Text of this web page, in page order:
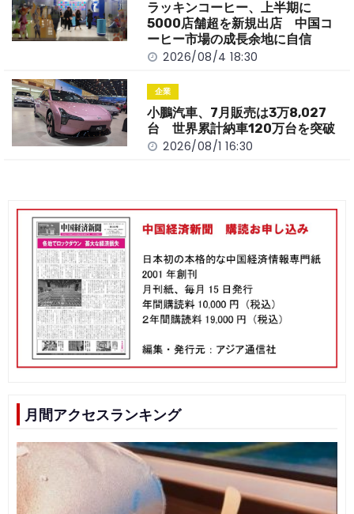
ラッキンコーヒー、上半期に
5000店舗超を新規出店 中国コ
ーヒー市場の成長余地に自信
2026/08/4 18:30
企業
小鵬汽車、7月販売は3万8,027
台 世界累計納車120万台を突破
2026/08/1 16:30
月間アクセスランキング